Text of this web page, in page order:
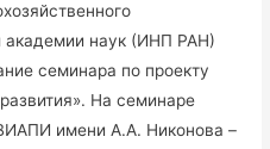
академии наук (ИНП РАН)
семинара по проекту
На семинаре
имени А.А. Никонова –